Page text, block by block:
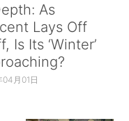
As
Lays Off
Is Its ‘Winter’
04月01日